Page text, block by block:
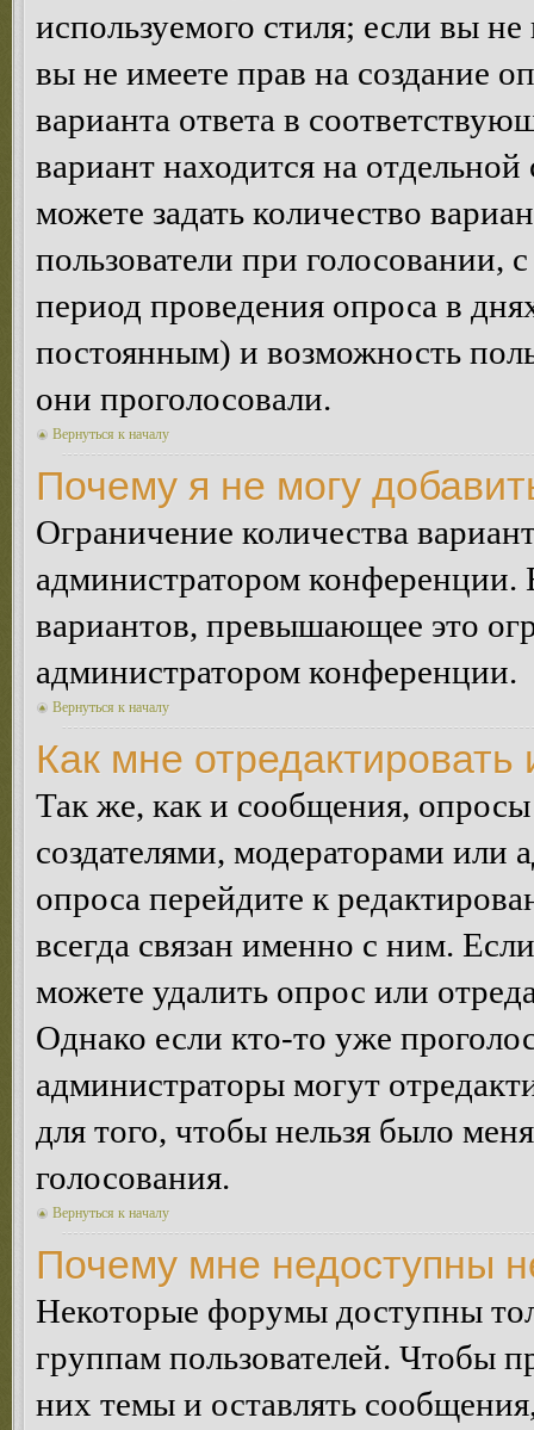
используемого стиля; если вы
вы не имеете прав на создание
варианта ответа в
вариант находится на
можете задать количество
пользователи при
период проведения опроса в
постоянным) и возможность
они проголосовали.
Вернуться к началу
Почему я не могу
Ограничение количества
администратором конференции.
вариантов, превышающее это
администратором конференции.
Вернуться к началу
Как мне
Так же, как и сообщения, опросы
создателями, модераторами или
опроса перейдите к
всегда связан именно с ним.
можете удалить опрос или
Однако если кто-то уже
администраторы могут
для того, чтобы нельзя было
голосования.
Вернуться к началу
Почему мне недоступны
Некоторые форумы доступны
группам пользователей. Чтобы
них темы и оставлять